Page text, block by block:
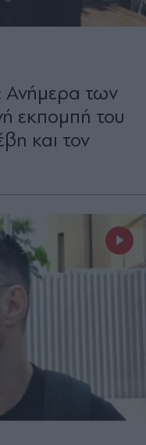
Ανήμερα των
εκπομπή του
και τον